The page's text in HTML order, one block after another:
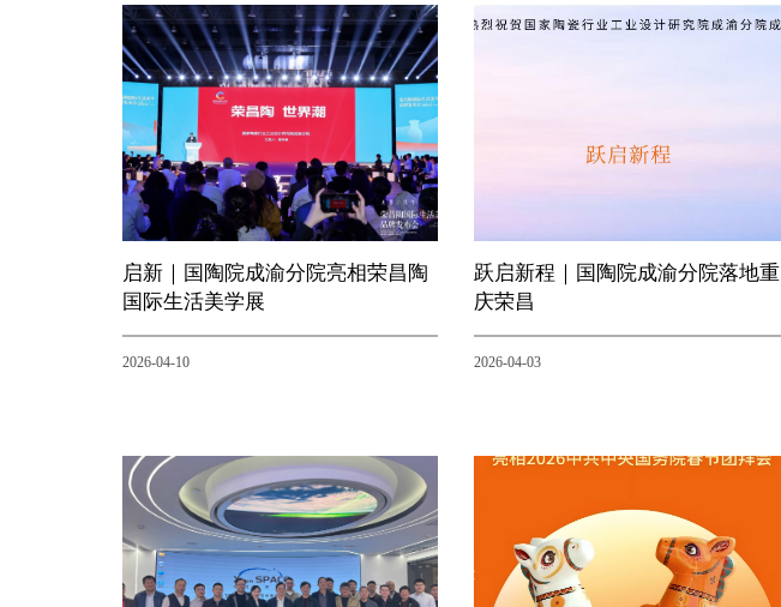
启新｜国陶院成渝分院亮相荣昌陶
国际生活美学展
2026-04-10
跃启新程｜国陶院成渝分院落地重
庆荣昌
2026-04-03